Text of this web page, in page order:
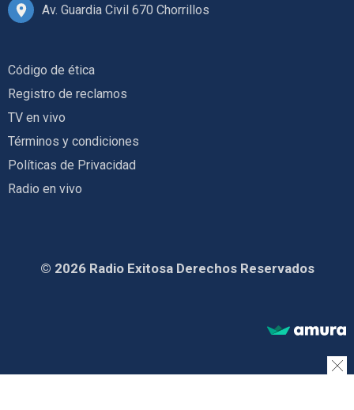
Av. Guardia Civil 670 Chorrillos
Código de ética
Registro de reclamos
TV en vivo
Términos y condiciones
Políticas de Privacidad
Radio en vivo
© 2026 Radio Exitosa Derechos Reservados